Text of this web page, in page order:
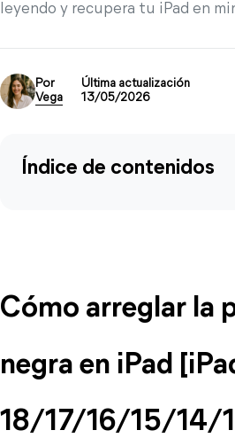
leyendo y recupera tu iPad en
Por
Vega
Última actualización
13/05/2026
Índice de contenidos
Cómo arreglar la
negra en iPad
18/17/16/15/14/